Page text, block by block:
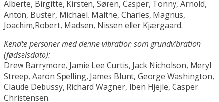
Alberte, Birgitte, Kirsten, Søren, Casper, Tonny, Arnold,
Anton, Buster, Michael, Malthe, Charles, Magnus,
Joachim,Robert, Madsen, Nissen eller Kjærgaard.
Kendte personer med denne vibration som grundvibration
(fødselsdato):
Drew Barrymore, Jamie Lee Curtis, Jack Nicholson, Meryl
Streep, Aaron Spelling, James Blunt, George Washington,
Claude Debussy, Richard Wagner, Iben Hjejle, Casper
Christensen.